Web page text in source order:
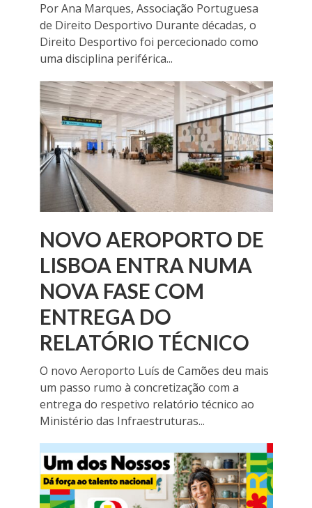
Por Ana Marques, Associação Portuguesa
de Direito Desportivo Durante décadas, o
Direito Desportivo foi percecionado como
uma disciplina periférica...
NOVO AEROPORTO DE
LISBOA ENTRA NUMA
NOVA FASE COM
ENTREGA DO
RELATÓRIO TÉCNICO
O novo Aeroporto Luís de Camões deu mais
um passo rumo à concretização com a
entrega do respetivo relatório técnico ao
Ministério das Infraestruturas...